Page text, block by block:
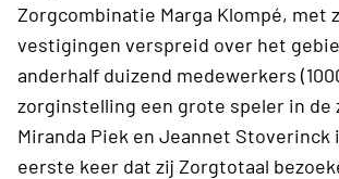
Zorgcombinatie Marga Klompé, met
vestigingen verspreid over het
anderhalf duizend medewerkers
zorginstelling een grote speler in de
Miranda Piek en Jeannet Stoverinck
eerste keer dat zij Zorgtotaal